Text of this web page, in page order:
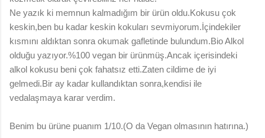
Ne yazık ki memnun kalmadığım bir ürün oldu.Kokusu çok
keskin,ben bu kadar keskin kokuları sevmiyorum.İçindekiler
kısmını aldıktan sonra okumak gafletinde bulundum.Bio Alkol
olduğu yazıyor.%100 vegan bir ürünmüş.Ancak içerisindeki
alkol kokusu beni çok fahatsız etti.Zaten cildime de iyi
gelmedi.Bir ay kadar kullandıktan sonra,kendisi ile
vedalaşmaya karar verdim.
Benim bu ürüne puanım 1/10.(O da Vegan olmasının hatırına.)